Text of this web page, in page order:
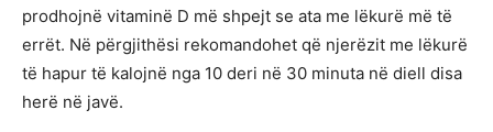
prodhojnë vitaminë D më shpejt se ata me lëkurë më të
errët. Në përgjithësi rekomandohet që njerëzit me lëkurë
të hapur të kalojnë nga 10 deri në 30 minuta në diell disa
herë në javë.